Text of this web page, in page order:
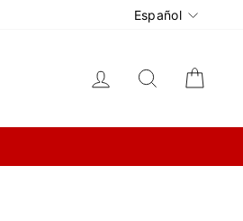
Idioma
Español
Ingresar Buscar